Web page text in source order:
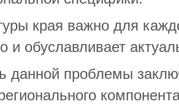
края важно для
и обуславливает
данной проблемы